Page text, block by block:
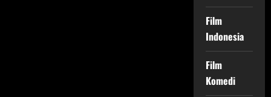
Film
Indonesia
Film
Komedi